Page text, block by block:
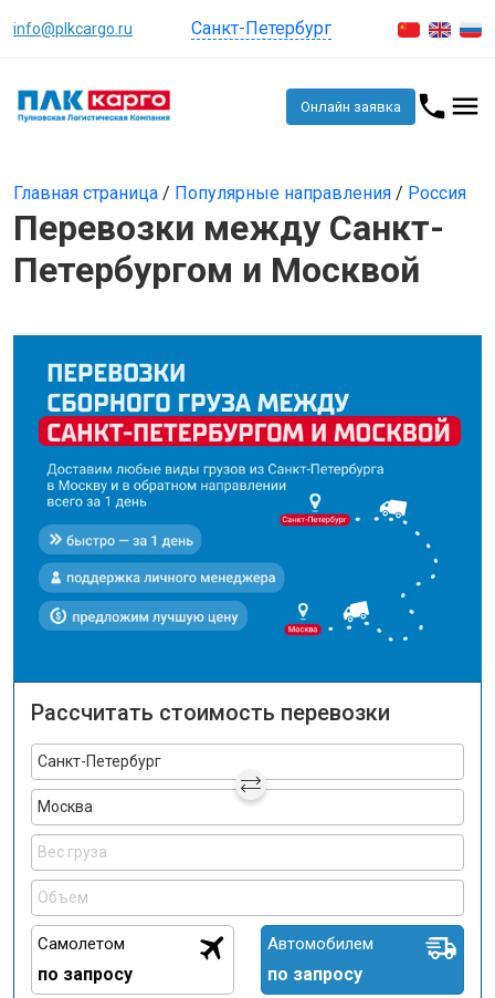
info@plkcargo.ru Санкт-Петербург
Онлайн заявка
Главная страница / Популярные направления / Россия
Перевозки между Санкт-
Петербургом и Москвой
Рассчитать стоимость перевозки
Самолетом
по запросу
Автомобилем
по запросу